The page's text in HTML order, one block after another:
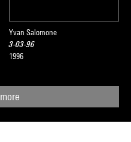
Yvan Salomone
3-03-96
1996